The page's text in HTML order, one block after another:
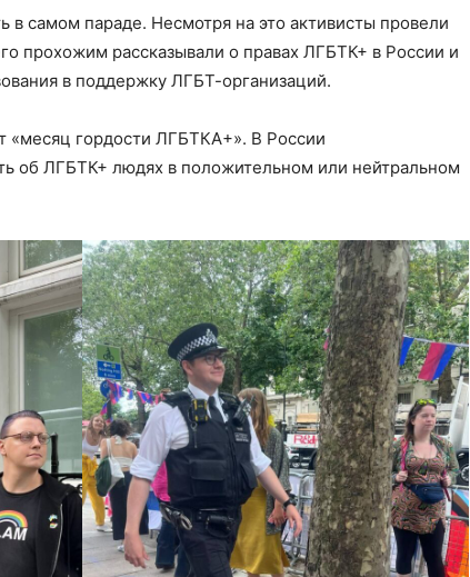
в самом параде. Несмотря на это активисты провели
прохожим рассказывали о правах ЛГБТК+ в России и
в поддержку ЛГБТ-организаций.
гордости ЛГБТКА+». В России
об ЛГБТК+ людях в положительном или нейтральном